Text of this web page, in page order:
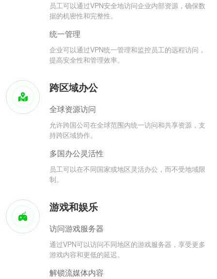
员工可以通过VPN安全地访问企业内部资源，确保数
据的机密性和完整性。
统一管理
企业可以通过VPN统一管理和监控员工的远程访问，
提高安全性和管理效率。
跨区域办公
全球资源访问
允许跨国公司在全球范围内统一访问和共享资源，支
持跨区域协作。
多国办公灵活性
员工可以在不同国家或地区灵活办公，而不受地域限
制。
游戏和娱乐
访问游戏服务器
通过VPN可以访问不同地区的游戏服务器，享受更多
游戏内容和更低的延迟。
解锁流媒体内容